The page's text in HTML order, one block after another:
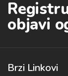
objavi
Brzi Linkovi